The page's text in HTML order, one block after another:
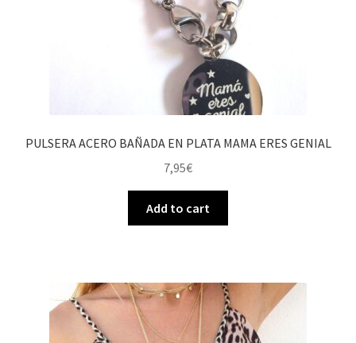
PULSERA ACERO BAÑADA EN PLATA MAMA ERES GENIAL
7,95€
Add to cart